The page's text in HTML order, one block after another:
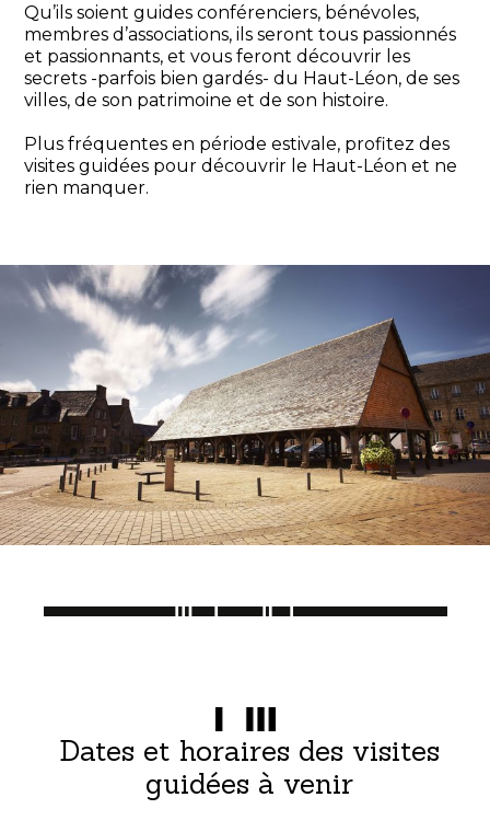
Qu’ils soient guides conférenciers, bénévoles,
membres d’associations, ils seront tous passionnés
et passionnants, et vous feront découvrir les
secrets -parfois bien gardés- du Haut-Léon, de ses
villes, de son patrimoine et de son histoire.
Plus fréquentes en période estivale, profitez des
visites guidées pour découvrir le Haut-Léon et ne
rien manquer.
Dates et horaires des visites
guidées à venir